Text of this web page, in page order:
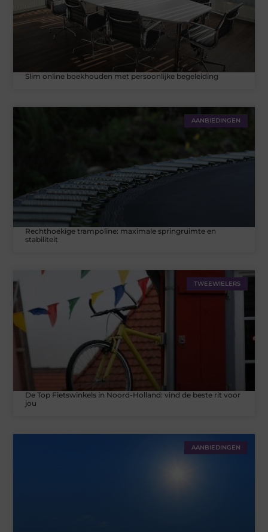
Slim online boekhouden met persoonlijke begeleiding
AANBIEDINGEN
Rechthoekige trampoline: maximale springruimte en
stabiliteit
TWEEWIELERS
De Top Fietswinkels in Noord-Holland: vind de beste rit voor
jou
AANBIEDINGEN